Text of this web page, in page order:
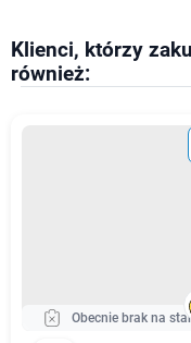
Klienci, którzy
również:
Obecnie brak na